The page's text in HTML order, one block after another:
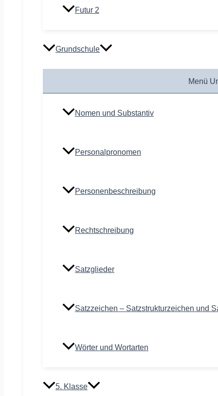
Futur 2
Grundschule
Menü
Nomen und Substantiv
Personalpronomen
Personenbeschreibung
Rechtschreibung
Satzglieder
Satzzeichen – Satzstrukturzeichen und
Wörter und Wortarten
5. Klasse